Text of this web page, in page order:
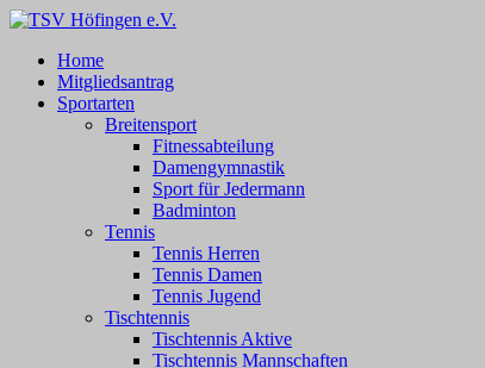
Zum
springen
TSV Höfingen e.V.
TSV Höfingen e.V.
Home
Mitgliedsantrag
Sportarten
Breitensport
Fitnessabteilung
Damengymnastik
Sport für Jedermann
Badminton
Tennis
Tennis Herren
Tennis Damen
Tennis Jugend
Tischtennis
Tischtennis Aktive
Tischtennis Mannschaften